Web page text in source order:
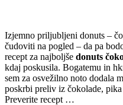
Izjemno priljubljeni donuts –
čudoviti na pogled – da pa
recept za najboljše donuts
kdaj poskusila. Bogatemu in
sem za osvežilno noto dodala
poskrbi preliv iz čokolade,
Preverite recept …